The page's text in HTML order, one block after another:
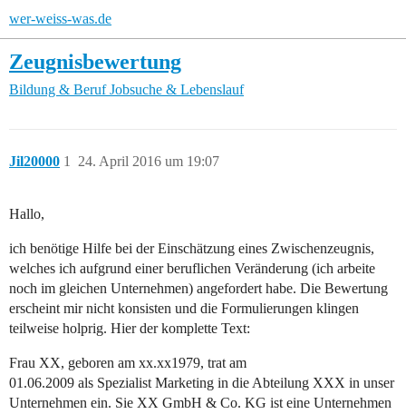
wer-weiss-was.de
Zeugnisbewertung
Bildung & Beruf Jobsuche & Lebenslauf
Jil20000 24. April 2016 um 19:07
1
Hallo,
ich benötige Hilfe bei der Einschätzung eines Zwischenzeugnis,
welches ich aufgrund einer beruflichen Veränderung (ich arbeite
noch im gleichen Unternehmen) angefordert habe. Die Bewertung
erscheint mir nicht konsisten und die Formulierungen klingen
teilweise holprig. Hier der komplette Text:
Frau XX, geboren am xx.xx1979, trat am
01.06.2009 als Spezialist Marketing in die Abteilung XXX in unser
Unternehmen ein. Sie XX GmbH & Co. KG ist eine Unternehmen